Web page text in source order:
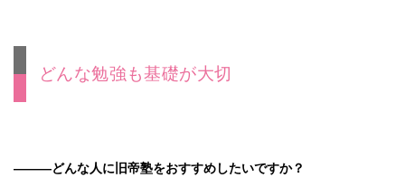
どんな勉強も基礎が大切
———どんな人に旧帝塾をおすすめしたいですか？